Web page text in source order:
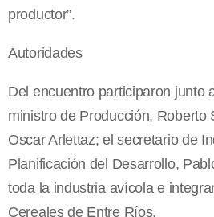
productor”.
Autoridades
Del encuentro participaron junto
ministro de Producción, Roberto
Oscar Arlettaz; el secretario de
Planificación del Desarrollo,
toda la industria avícola e
Cereales de Entre Ríos.